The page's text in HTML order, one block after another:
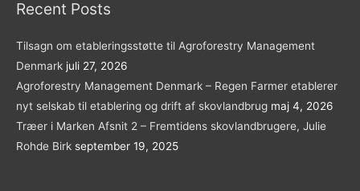
Recent Posts
Tilsagn om etableringsstøtte til Agroforestry Management
Denmark juli 27, 2026
Agroforestry Management Denmark – Regen Farmer etablerer
nyt selskab til etablering og drift af skovlandbrug maj 4, 2026
Træer i Marken Afsnit 2 – Fremtidens skovlandbrugere, Julie
Rohde Birk september 19, 2025